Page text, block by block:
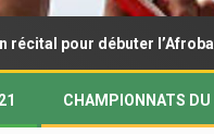
débuter l’Afrobasket U18
CHAMPIONNATS DU